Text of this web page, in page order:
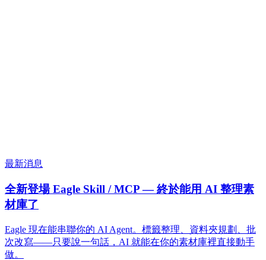
最新消息
全新登場 Eagle Skill / MCP — 終於能用 AI 整理素
材庫了
Eagle 現在能串聯你的 AI Agent。標籤整理、資料夾規劃、批
次改寫——只要說一句話，AI 就能在你的素材庫裡直接動手
做。